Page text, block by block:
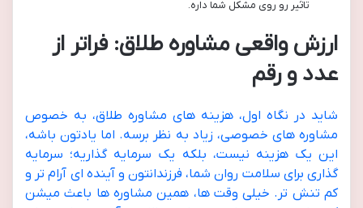
تاثیر رو روی مشکل شما داره.
ارزش واقعی مشاوره طلاق: فراتر از
عدد و رقم
شاید در نگاه اول، هزینه های مشاوره طلاق، به خصوص
مشاوره های خصوصی، زیاد به نظر برسه. اما یادتون باشه،
این یک هزینه نیست، بلکه یک سرمایه گذاریه؛ سرمایه
گذاری برای سلامت روان شما، فرزندانتون و آینده ای آرام تر و
کم تنش تر. خیلی وقت ها، همین مشاوره ها باعث میشن